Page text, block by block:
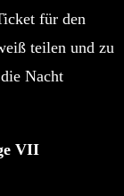
für den
teilen und zu
Nacht
VII